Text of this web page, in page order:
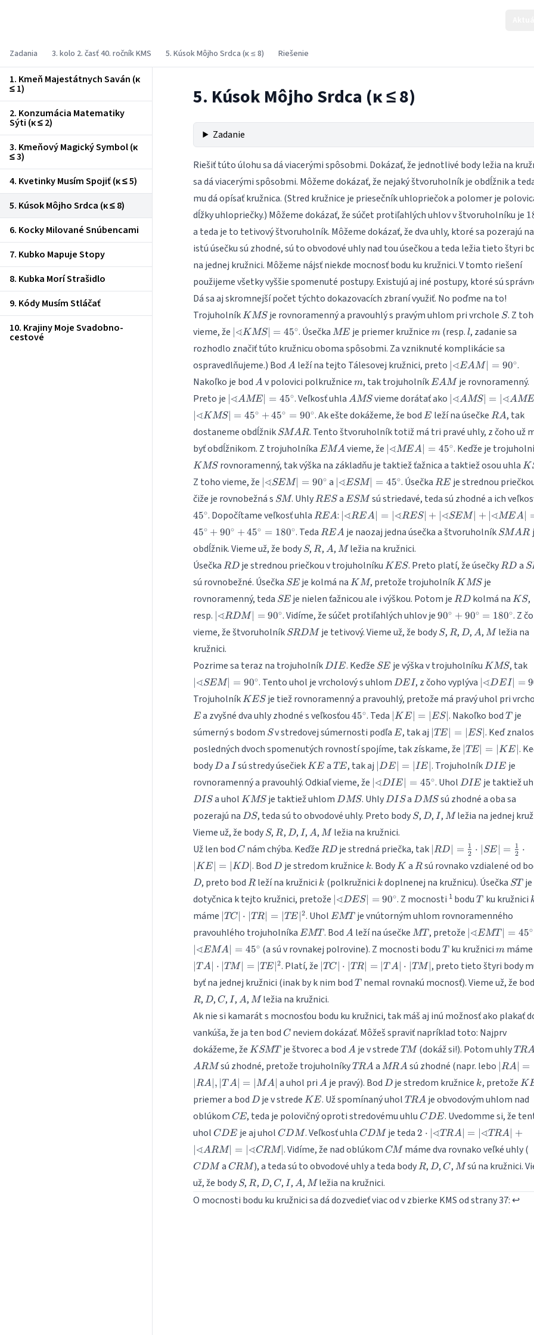
Zadania 3. kolo 2. časť 40. ročník KMS 5. Kúsok Môjho Srdca (κ ≤ 8) Riešenie
1. Kmeň Majestátnych Saván (κ
≤ 1)
2. Konzumácia Matematiky
Sýti (κ ≤ 2)
3. Kmeňový Magický Symbol (κ
≤ 3)
4. Kvetinky Musím Spojiť (κ ≤ 5)
5. Kúsok Môjho Srdca (κ ≤ 8)
6. Kocky Milované Snúbencami
7. Kubko Mapuje Stopy
8. Kubka Morí Strašidlo
9. Kódy Musím Stláčať
10. Krajiny Moje Svadobno-
cestové
5. Kúsok Môjho Srdca (κ ≤ 8)
Zadanie
Riešiť túto úlohu sa dá viacerými spôsobmi. Dokázať, že jednotlivé body ležia na
sa dá viacerými spôsobmi. Môžeme dokázať, že nejaký štvoruholník je obdĺžnik a
mu dá opísať kružnica. (Stred kružnice je priesečník uhlopriečok a polomer je
dĺžky uhlopriečky.) Môžeme dokázať, že súčet protiľahlých uhlov v štvoruholníku je
a teda je to tetivový štvoruholník. Môžeme dokázať, že dva uhly, ktoré sa pozerajú
istú úsečku sú zhodné, sú to obvodové uhly nad tou úsečkou a teda ležia tieto štyri
na jednej kružnici. Môžeme nájsť niekde mocnosť bodu ku kružnici. V tomto riešení
použijeme všetky vyššie spomenuté postupy. Existujú aj iné postupy, ktoré sú
Dá sa aj skromnejší počet týchto dokazovacích zbraní využiť. No poďme na to!
Trojuholník KMS
KMSje rovnoramenný a pravouhlý s pravým uhlom pri vrchole S
S. Z
vieme, že |\sphericalangle
KMS|=45^\circ
∢KMS∣ = 45∘. Úsečka ME
ME je priemer kružnice m
m(resp. l
l, zadanie sa
rozhodlo značiť túto kružnicu oboma spôsobmi. Za vzniknuté komplikácie sa
ospravedlňujeme.) Bod A
Aleží na tejto Tálesovej kružnici, preto |\sphericalangle
EAM|=90^\circ
∢EAM = 90∘.
Nakoľko je bod A
Av polovici polkružnice m
m, tak trojuholník EAM
EAM je rovnoramenný.
Preto je |\sphericalangle
AME| =
45^\circ
∢AME = 45∘. Veľkosť uhla AMS
AMSvieme dorátať ako |\sphericalangle
KMS|=45^\circ +
45^\circ =
∢AMS∣ = ∢AME
∢KMS∣ = 45∘ +45∘ = 90∘. Ak ešte dokážeme, že bod E
E leží na úsečke RA
RA, tak
dostaneme obdĺžnik SMAR
SMAR. Tento štvoruholník totiž má tri pravé uhly, z čoho už
byť obdĺžnikom. Z trojuholníka EMA
EMAvieme, že |\sphericalangle
MEA| =
45^\circ
∢MEA = 45∘. Keďže je
KMSrovnoramenný, tak výška na základňu je taktiež ťažnica a taktiež osou uhla K
Z toho vieme, že |\sphericalangle
SEM| =
90^\circ
∢SEM∣ = 90∘ a |\sphericalangle
ESM| =
45^\circ
∢ESM∣ = 45∘. Úsečka RE
RE je strednou
čiže je rovnobežná s SM
SM. UhlyRES
RES aESM
ESM sú striedavé, teda sú zhodné a ich
45∘. Dopočítame veľkosť uhla REA
REA: |\sphericalangle
REA|=
|\sphericalangle
RES| +
|\sphericalangle
SEM| +
|\sphericalangle
MEA| =
45^\circ +
90^\circ +
45^\circ =
∢REA = ∢RES∣ + ∢SEM∣ + ∢MEA
45∘ + 90∘ +45∘ = 180∘. Teda REA
REAje naozaj jedna úsečka a štvoruholník SMAR
SMAR
obdĺžnik. Vieme už, že body S
S,R
R, A
A, M
Mležia na kružnici.
Úsečka RD
RD je strednou priečkou v trojuholníkuKES
KES. Preto platí, že úsečkyRD
RD a
sú rovnobežné. Úsečka SE
SE je kolmá naKM
KM, pretože trojuholníkKMS
KMSje
rovnoramenný, teda SE
SE je nielen ťažnicou ale i výškou. Potom jeRD
RD kolmá naKS
KS,
resp. |\sphericalangle
RDM| =
90^\circ
∢RDM∣ = 90∘. Vidíme, že súčet protiľahlých uhlov je90^\circ
+
90^\circ
180^\circ
90∘ + 90∘ = 180∘. Z
vieme, že štvoruholník SRDM
SRDMje tetivový. Vieme už, že body S
S, R
R, D
D,A
A,M
M ležia na
kružnici.
Pozrime sa teraz na trojuholník DIE
DIE. Keďže SE
SE je výška v trojuholníkuKMS
KMS, tak
∢SEM∣ = 90∘. Tento uhol je vrcholový s uhlom DEI
DEI, z čoho vyplýva ∢DEI∣ = 9
Trojuholník KES
KESje tiež rovnoramenný a pravouhlý, pretože má pravý uhol pri
E a zvyšné dva uhly zhodné s veľkosťou45^\circ
45∘. Teda |KE|
=
|ES|
∣KE = ES∣ . Nakoľko bod T
T je
súmerný s bodom S
Sv stredovej súmernosti podľaE
E, tak aj |TE|
|ES|
∣TE = ES∣ . Keď
posledných dvoch spomenutých rovností spojíme, tak získame, že |TE|
|KE|
TE = KE .
body D
Da I
Isú stredy úsečiekKE
KE aTE
TE, tak aj |DE|
=
|IE|
∣DE = ∣IE ∣. TrojuholníkDIE
DIE je
rovnoramenný a pravouhlý. Odkiaľ vieme, že |\sphericalangle
DIE| = 45^\circ
∢DIE = 45∘. Uhol DIE
DIE je taktiež
DIS
DIS a uholKMS
KMS je taktiež uhlomDMS
DMS. Uhly DIS
DISaDMS
DMSsú zhodné a oba sa
pozerajú na DS
DS, teda sú to obvodové uhly. Preto body S
S, D
D,I
I, M
Mležia na jednej
Vieme už, že body S
S,R
R, D
D,I
I,A
A,M
M ležia na kružnici.
Už len bod C
Cnám chýba. Keďže RD
RD je stredná priečka, tak |RD| =
\frac{1}
{2}
\cdot
|SE| =
{2}
\cdot
|KE| =
|KD|
∣RD = 2
1 ⋅ SE = 2
1 ⋅
KE = KD ∣. BodD
D je stredom kružnice k
k. BodyK
K a R
Rsú rovnako vzdialené od
D, preto bod R
R leží na kružnici k
k (polkružnici k
k doplnenej na kružnicu). Úsečka ST
ST je
dotyčnica k tejto kružnici, pretože |\sphericalangle
DES| =
90^\circ
∢DES∣ = 90∘. Z mocnosti 1 boduT
T ku kružnici
máme |TC|
\cdot
|TR| =
|TE|^2
TC∣ ⋅ ∣TR = TE 2. Uhol EMT
EMT je vnútorným uhlom rovnoramenného
pravouhlého trojuholníka EMT
EMT . Bod A
Aleží na úsečke MT
MT , pretože
EMT| =
45^\circ
∢EMT = 45∘
∢EMA = 45∘ (a sú v rovnakej polrovine). Z mocnosti bodu T
T ku kružnici m
mmáme
T A∣ ⋅ ∣TM = ∣TE ∣2. Platí, že |TC|
|TR|
=
|TA|
|TM|
∣TC ⋅ TR = ∣TA∣ ⋅ ∣TM , preto tieto štyri body
byť na jednej kružnici (inak by k nim bod T
T nemal rovnakú mocnosť). Vieme už, že
R
R, D
D,C
C,I
I, A
A, M
Mležia na kružnici.
Ak nie si kamarát s mocnosťou bodu ku kružnici, tak máš aj inú možnosť ako plakať
vankúša, že ja ten bod C
Cneviem dokázať. Môžeš spraviť napríklad toto: Najprv
dokážeme, že KSMT
KSMT je štvorec a bodA
A je v stredeTM
TM(dokáž si!). Potom uhlyTRA
TR
ARMsú zhodné, pretože trojuholníkyTRA
TRAaMRA
MRAsú zhodné (napr. lebo RA∣ =
RA∣ , ∣TA∣ = ∣MA∣ a uhol pri A
Aje pravý). Bod D
D je stredom kružnice k
k, pretože K
priemer a bod D
Dje v strede KE
KE. Už spomínaný uholTRA
TRA je obvodovým uhlom nad
oblúkom CE
CE, teda je polovičný oproti stredovému uhluCDE
CDE. Uvedomme si, že
uhol CDE
CDE je aj uholCDM
CDM. Veľkosť uhla CDM
CDM je teda 2 \cdot |\sphericalangle
TRA|= |\sphericalangle
TRA|+|\sphericalangle
ARM|=|\sphericalangle
2 ⋅ ∢TRA∣ = ∢TRA
+
∢ARM∣ = ∢CRM∣. Vidíme, že nad oblúkomCM
CM máme dva rovnako veľké uhly (
CDMa CRM
CRM), a teda sú to obvodové uhly a teda body R
R, D
D,C
C, M
Msú na kružnici.
už, že body S
S,R
R, D
D,C
C,I
I, A
A, M
Mležia na kružnici.
O mocnosti bodu ku kružnici sa dá dozvedieť viac od v zbierke KMS od strany 37: ↩